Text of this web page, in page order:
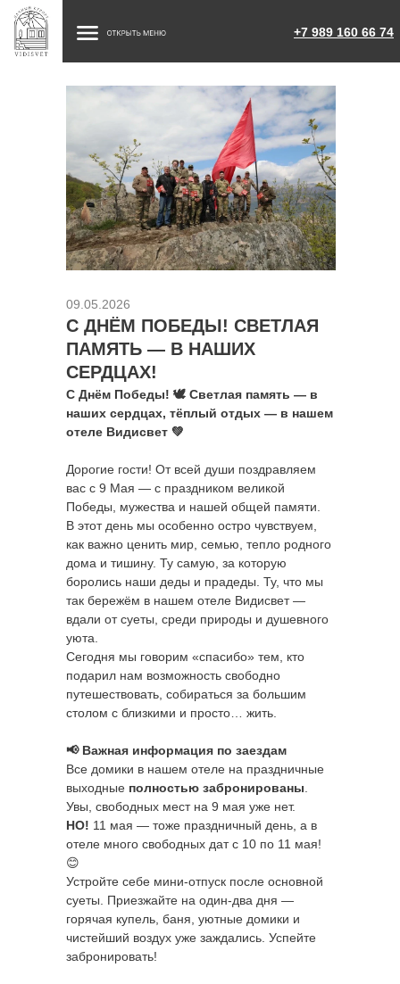
+7 989 160 66 74
09.05.2026
С ДНЁМ ПОБЕДЫ! СВЕТЛАЯ
ПАМЯТЬ — В НАШИХ
СЕРДЦАХ!
С Днём Победы! 🕊️ Светлая память — в
наших сердцах, тёплый отдых — в нашем
отеле Видисвет 💚
Дорогие гости! От всей души поздравляем
вас с 9 Мая — с праздником великой
Победы, мужества и нашей общей памяти.
В этот день мы особенно остро чувствуем,
как важно ценить мир, семью, тепло родного
дома и тишину. Ту самую, за которую
боролись наши деды и прадеды. Ту, что мы
так бережём в нашем отеле Видисвет —
вдали от суеты, среди природы и душевного
уюта.
Сегодня мы говорим «спасибо» тем, кто
подарил нам возможность свободно
путешествовать, собираться за большим
столом с близкими и просто… жить.
📢 Важная информация по заездам
Все домики в нашем отеле на праздничные
выходные полностью забронированы
Увы, свободных мест на 9 мая уже нет.
НО! 11 мая — тоже праздничный день, а в
отеле много свободных дат с 10 по 11 мая!
😊
Устройте себе мини-отпуск после основной
суеты. Приезжайте на один-два дня —
горячая купель, баня, уютные домики и
чистейший воздух уже заждались. Успейте
забронировать!